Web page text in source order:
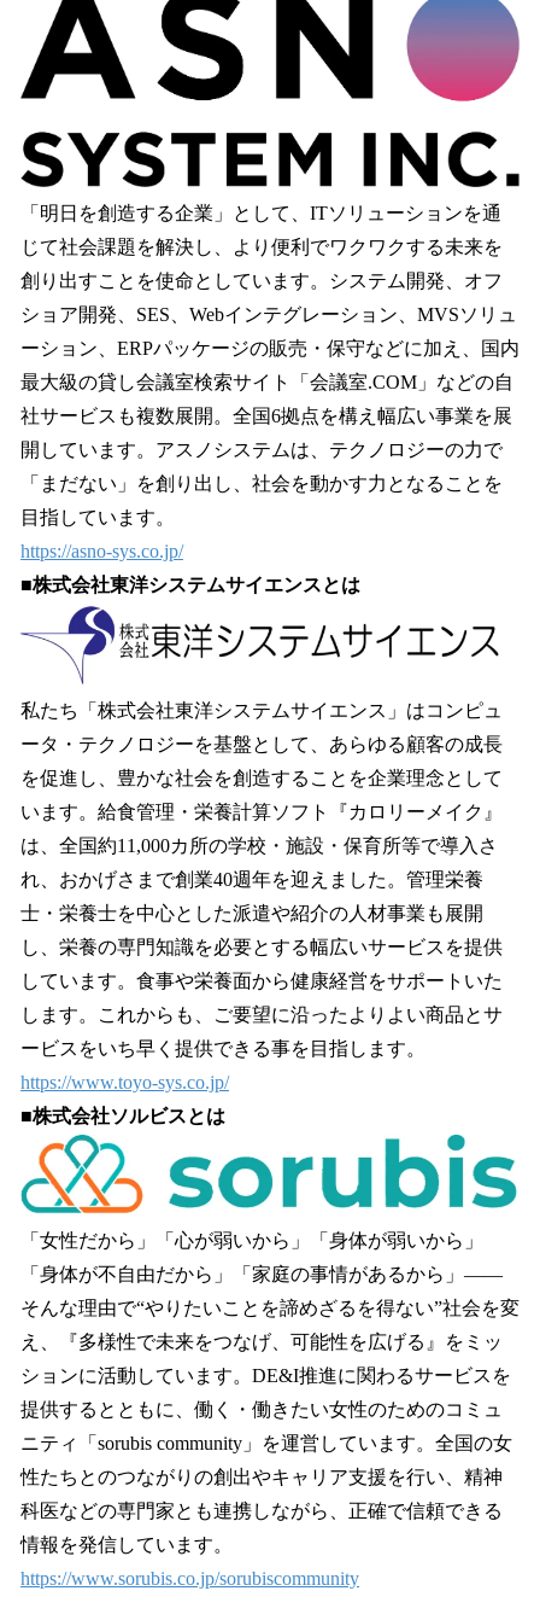
「明日を創造する企業」として、ITソリューションを通
じて社会課題を解決し、より便利でワクワクする未来を
創り出すことを使命としています。システム開発、オフ
ショア開発、SES、Webインテグレーション、MVSソリュ
ーション、ERPパッケージの販売・保守などに加え、国内
最大級の貸し会議室検索サイト「会議室.COM」などの自
社サービスも複数展開。全国6拠点を構え幅広い事業を展
開しています。アスノシステムは、テクノロジーの力で
「まだない」を創り出し、社会を動かす力となることを
目指しています。
https://asno-sys.co.jp/
■株式会社東洋システムサイエンスとは
私たち「株式会社東洋システムサイエンス」はコンピュ
ータ・テクノロジーを基盤として、あらゆる顧客の成長
を促進し、豊かな社会を創造することを企業理念として
います。給食管理・栄養計算ソフト『カロリーメイク』
は、全国約11,000カ所の学校・施設・保育所等で導入さ
れ、おかげさまで創業40週年を迎えました。管理栄養
士・栄養士を中心とした派遣や紹介の人材事業も展開
し、栄養の専門知識を必要とする幅広いサービスを提供
しています。食事や栄養面から健康経営をサポートいた
します。これからも、ご要望に沿ったよりよい商品とサ
ービスをいち早く提供できる事を目指します。
https://www.toyo-sys.co.jp/
■株式会社ソルビスとは
「女性だから」「心が弱いから」「身体が弱いから」
「身体が不自由だから」「家庭の事情があるから」——
そんな理由で“やりたいことを諦めざるを得ない”社会を変
え、『多様性で未来をつなげ、可能性を広げる』をミッ
ションに活動しています。DE&I推進に関わるサービスを
提供するとともに、働く・働きたい女性のためのコミュ
ニティ「sorubis community」を運営しています。全国の女
性たちとのつながりの創出やキャリア支援を行い、精神
科医などの専門家とも連携しながら、正確で信頼できる
情報を発信しています。
https://www.sorubis.co.jp/sorubiscommunity